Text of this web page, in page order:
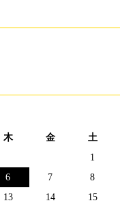
木 金
土
1
6 7
8
13 14 15